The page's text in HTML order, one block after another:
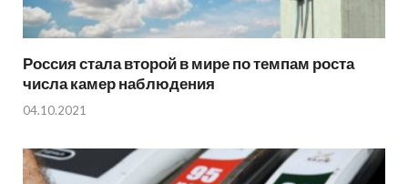
Россия стала второй в мире по темпам роста
числа камер наблюдения
04.10.2021